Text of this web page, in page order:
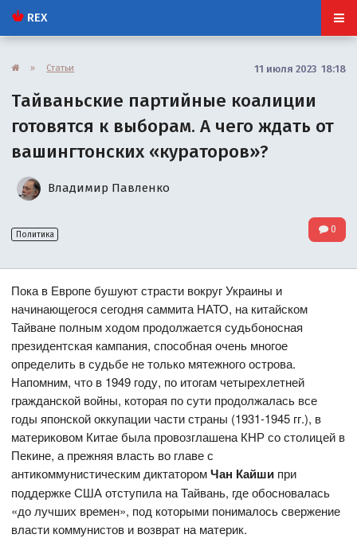
REX
» Статьи 11 июля 2023 18:18
Тайваньские партийные коалиции
готовятся к выборам. А чего ждать от
вашингтонских «кураторов»?
Владимир Павленко
Политика 0
Пока в Европе бушуют страсти вокруг Украины и
начинающегося сегодня саммита НАТО, на китайском
Тайване полным ходом продолжается судьбоносная
президентская кампания, способная очень многое
определить в судьбе не только мятежного острова.
Напомним, что в 1949 году, по итогам четырехлетней
гражданской войны, которая по сути продолжалась все
годы японской оккупации части страны (1931-1945 гг.), в
материковом Китае была провозглашена КНР со столицей в
Пекине, а прежняя власть во главе с
антикоммунистическим диктаторомЧан Кайши при
поддержке США отступила на Тайвань, где обосновалась
«до лучших времен», под которыми понималось свержение
власти коммунистов и возврат на материк.